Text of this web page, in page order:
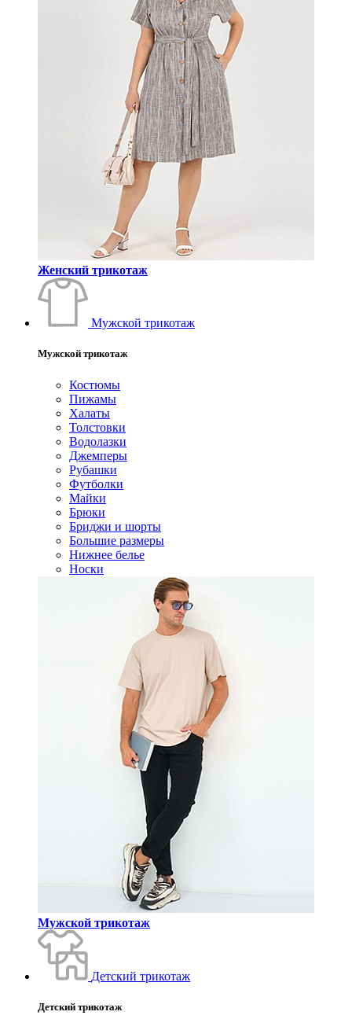
Женский трикотаж
Мужской трикотаж
Мужской трикотаж
Костюмы
Пижамы
Халаты
Толстовки
Водолазки
Джемперы
Рубашки
Футболки
Майки
Брюки
Бриджи и шорты
Большие размеры
Нижнее белье
Носки
Мужской трикотаж
Детский трикотаж
Детский трикотаж